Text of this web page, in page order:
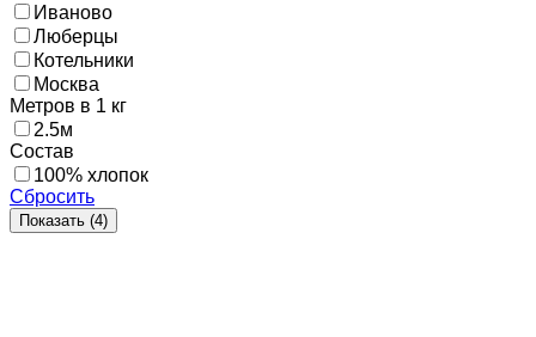
Иваново
Люберцы
Котельники
Москва
Метров в 1 кг
2.5м
Состав
100% хлопок
Сбросить
Показать (4)